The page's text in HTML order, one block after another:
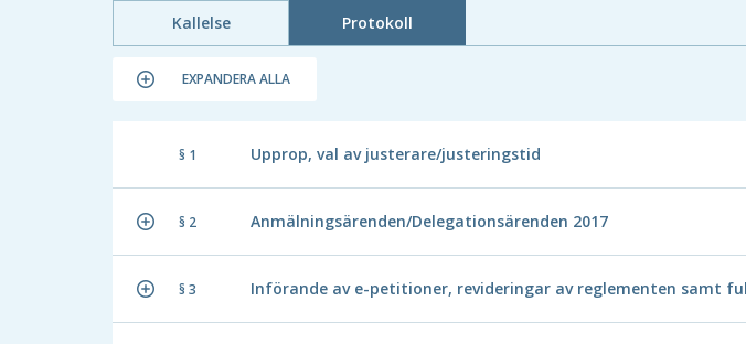
Kallelse Protokoll
EXPANDERA ALLA
§ 1 Upprop, val av justerare/justeringstid
§ 2 Anmälningsärenden/Delegationsärenden 2017
§ 3 Införande av e-petitioner, revideringar av reglementen samt